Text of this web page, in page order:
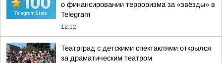
о финансировании терроризма за «звёзды» в
Telegram
12:12
Театрград с детскими спектаклями открылся
за драматическим театром